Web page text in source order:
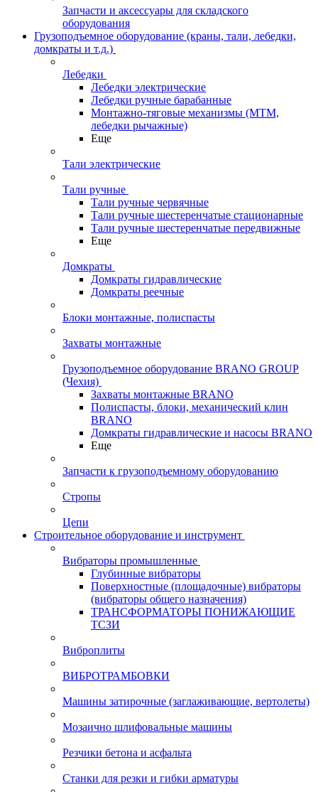
Запчасти и аксессуары для складского
оборудования
Грузоподъемное оборудование (краны, тали, лебедки,
домкраты и т.д.)
Лебедки
Лебедки электрические
Лебедки ручные барабанные
Монтажно-тяговые механизмы (МТМ,
лебедки рычажные)
Еще
Тали электрические
Тали ручные
Тали ручные червячные
Тали ручные шестеренчатые стационарные
Тали ручные шестеренчатые передвижные
Еще
Домкраты
Домкраты гидравлические
Домкраты реечные
Блоки монтажные, полиспасты
Захваты монтажные
Грузоподъемное оборудование BRANO GROUP
(Чехия)
Захваты монтажные BRANO
Полиспасты, блоки, механический клин
BRANO
Домкраты гидравлические и насосы BRANO
Еще
Запчасти к грузоподъемному оборудованию
Стропы
Цепи
Строительное оборудование и инструмент
Вибраторы промышленные
Глубинные вибраторы
Поверхностные (площадочные) вибраторы
(вибраторы общего назначения)
ТРАНСФОРМАТОРЫ ПОНИЖАЮЩИЕ
ТСЗИ
Виброплиты
ВИБРОТРАМБОВКИ
Машины затирочные (заглаживающие, вертолеты)
Мозаично шлифовальные машины
Резчики бетона и асфальта
Станки для резки и гибки арматуры